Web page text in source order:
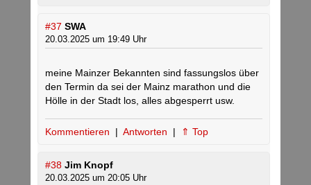
#37 SWA
20.03.2025 um 19:49 Uhr
meine Mainzer Bekannten sind fassungslos über
den Termin da sei der Mainz marathon und die
Hölle in der Stadt los, alles abgesperrt usw.
Kommentieren | Antworten | ⇑ Top
#38 Jim Knopf
20.03.2025 um 20:05 Uhr